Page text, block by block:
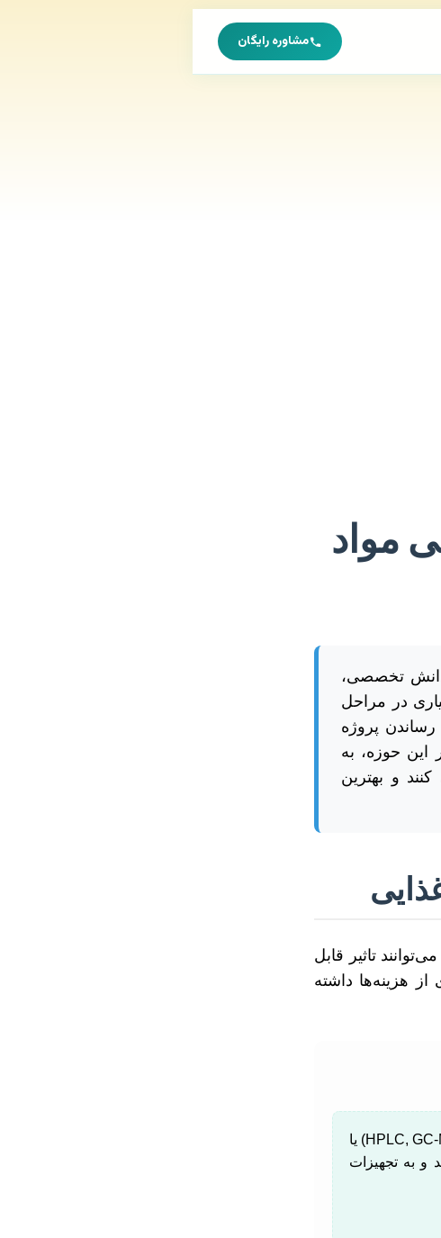
مشاوره رایگان
مواد
دانش تخصصی،
در مراحل
پروژه
این حوزه، به
و بهترین
تاثیر قابل
هزینه‌ها داشته
موضوعاتی که نیاز به تحقیقات آزمایشگاهی پیچیده، استفاده از تکنیک‌های آنالیز پیشرفته (مانند HPLC, GC-MS, NMR) یا
و به تجهیزات